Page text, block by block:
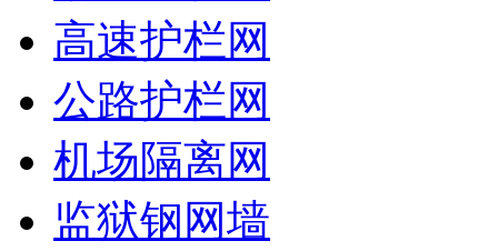
高速护栏网
公路护栏网
机场隔离网
监狱钢网墙